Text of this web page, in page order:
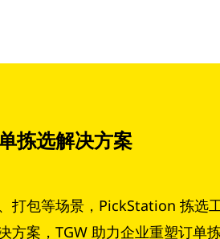
拣选解决方案
打包等场景，PickStation 拣选
方案，TGW 助力企业重塑订单